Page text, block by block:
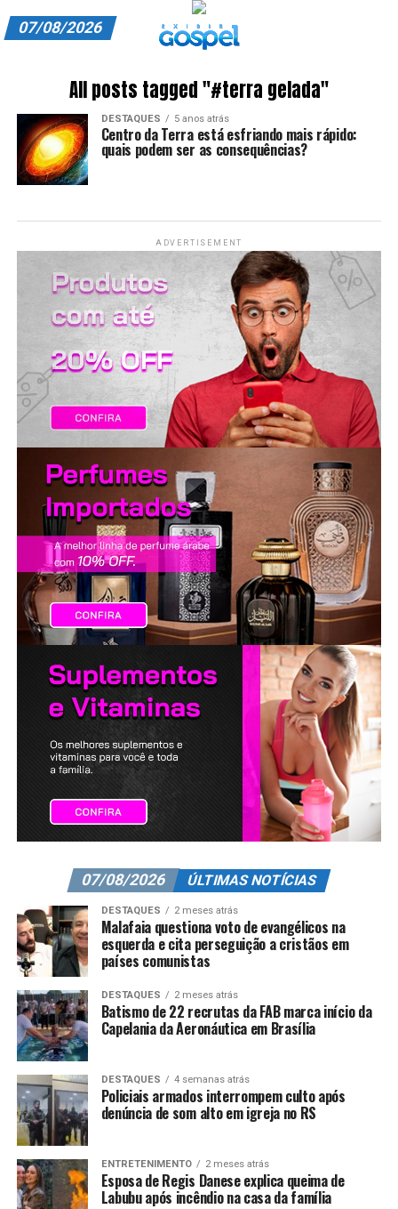
ASSINE
CARRINHO
EDITORIAL
EXPEDIENTE
FINALIZAR COMPRA
HOME
LANÇAMENTOS
07/08/2026
All posts tagged "#terra gelada"
DESTAQUES 5 anos atrás
Centro da Terra está esfriando mais rápido:
quais podem ser as consequências?
ADVERTISEMENT
07/08/2026 ÚLTIMAS NOTÍCIAS
DESTAQUES 2 meses atrás
Malafaia questiona voto de evangélicos na
esquerda e cita perseguição a cristãos em
países comunistas
DESTAQUES 2 meses atrás
Batismo de 22 recrutas da FAB marca início da
Capelania da Aeronáutica em Brasília
DESTAQUES 4 semanas atrás
Policiais armados interrompem culto após
denúncia de som alto em igreja no RS
ENTRETENIMENTO 2 meses atrás
Esposa de Regis Danese explica queima de
Labubu após incêndio na casa da família